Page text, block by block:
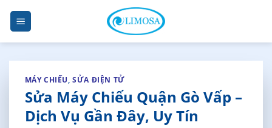
Skip
content
MÁY CHIẾU,SỬA ĐIỆN TỬ
Sửa Máy Chiếu Quận Gò Vấp –
Dịch Vụ Gần Đây, Uy Tín